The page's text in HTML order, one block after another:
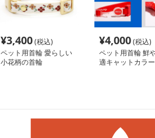
¥3,400(税込)
ペット用首輪 愛らしい
小花柄の首輪
¥4,000(税込)
ペット用首輪 鮮
適キャットカラー